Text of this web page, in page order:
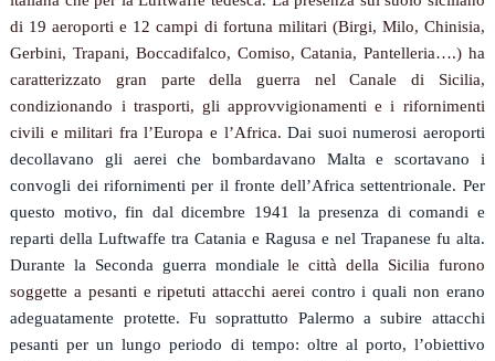
di 19 aeroporti e 12 campi di fortuna militari (Birgi, Milo, Chinisia,
Gerbini, Trapani, Boccadifalco, Comiso, Catania, Pantelleria….) ha
caratterizzato gran parte della guerra nel Canale di Sicilia,
condizionando i trasporti, gli approvvigionamenti e i rifornimenti
civili e militari fra l’Europa e l’Africa. Dai suoi numerosi aeroporti
decollavano gli aerei che bombardavano Malta e scortavano i
convogli dei rifornimenti per il fronte dell’Africa settentrionale. Per
questo motivo, fin dal dicembre 1941 la presenza di comandi e
reparti della Luftwaffe tra Catania e Ragusa e nel Trapanese fu alta.
Durante la Seconda guerra mondialele città della Sicilia furono
soggette a pesanti e ripetuti attacchi aereicontro i quali non erano
adeguatamente protette. Fu soprattutto Palermo a subire attacchi
pesanti per un lungo periodo di tempo: oltre al porto, l’obiettivo